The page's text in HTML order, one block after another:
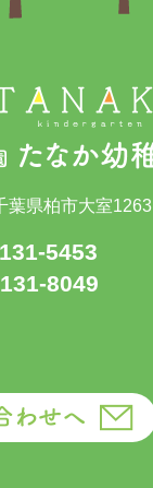
葉県柏市大室1263
5453
8049